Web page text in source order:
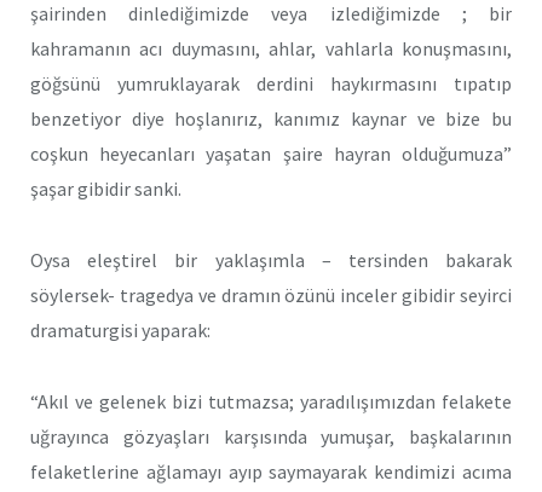
şairinden dinlediğimizde veya izlediğimizde ; bir
kahramanın acı duymasını, ahlar, vahlarla konuşmasını,
göğsünü yumruklayarak derdini haykırmasını tıpatıp
benzetiyor diye hoşlanırız, kanımız kaynar ve bize bu
coşkun heyecanları yaşatan şaire hayran olduğumuza”
şaşar gibidir sanki.
Oysa eleştirel bir yaklaşımla – tersinden bakarak
söylersek- tragedya ve dramın özünü inceler gibidir seyirci
dramaturgisi yaparak:
“Akıl ve gelenek bizi tutmazsa; yaradılışımızdan felakete
uğrayınca gözyaşları karşısında yumuşar, başkalarının
felaketlerine ağlamayı ayıp saymayarak kendimizi acıma